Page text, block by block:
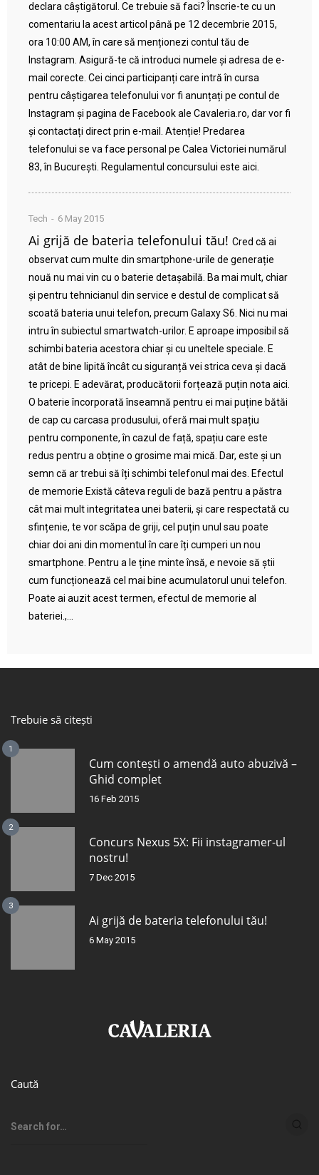
declara câștigătorul. Ce trebuie să faci? Înscrie-te cu un
comentariu la acest articol până pe 12 decembrie 2015,
ora 10:00 AM, în care să menționezi contul tău de
Instagram. Asigură-te că introduci numele și adresa de e-
mail corecte. Cei cinci participanți care intră în cursa
pentru câștigarea telefonului vor fi anunțați pe contul de
Instagram și pagina de Facebook ale Cavaleria.ro, dar vor fi
și contactați direct prin e-mail. Atenție! Predarea
telefonului se va face personal pe Calea Victoriei numărul
83, în București. Regulamentul concursului este aici.
Tech 6 May 2015
Ai grijă de bateria telefonului tău! Cred că ai
observat cum multe din smartphone-urile de generație
nouă nu mai vin cu o baterie detașabilă. Ba mai mult, chiar
și pentru tehnicianul din service e destul de complicat să
scoată bateria unui telefon, precum Galaxy S6. Nici nu mai
intru în subiectul smartwatch-urilor. E aproape imposibil să
schimbi bateria acestora chiar și cu uneltele speciale. E
atât de bine lipită încât cu siguranță vei strica ceva și dacă
te pricepi. E adevărat, producătorii forțează puțin nota aici.
O baterie încorporată înseamnă pentru ei mai puține bătăi
de cap cu carcasa produsului, oferă mai mult spațiu
pentru componente, în cazul de față, spațiu care este
redus pentru a obține o grosime mai mică. Dar, este și un
semn că ar trebui să îți schimbi telefonul mai des. Efectul
de memorie Există câteva reguli de bază pentru a păstra
cât mai mult integritatea unei baterii, și care respectată cu
sfințenie, te vor scăpa de griji, cel puțin unul sau poate
chiar doi ani din momentul în care îți cumperi un nou
smartphone. Pentru a le ține minte însă, e nevoie să știi
cum funcționează cel mai bine acumulatorul unui telefon.
Poate ai auzit acest termen, efectul de memorie al
bateriei.,...
Trebuie să citești
1
Cum contești o amendă auto abuzivă –
Ghid complet
16 Feb 2015
2
Concurs Nexus 5X: Fii instagramer-ul
nostru!
7 Dec 2015
3
Ai grijă de bateria telefonului tău!
6 May 2015
Caută